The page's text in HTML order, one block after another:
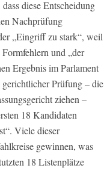
diese Entscheidung
Nachprüfung
„Eingriff zu stark“, weil
und „der
Ergebnis im Parlament
Prüfung – die
ziehen –
18 Kandidaten
Viele dieser
gewinnen, was
18 Listenplätze